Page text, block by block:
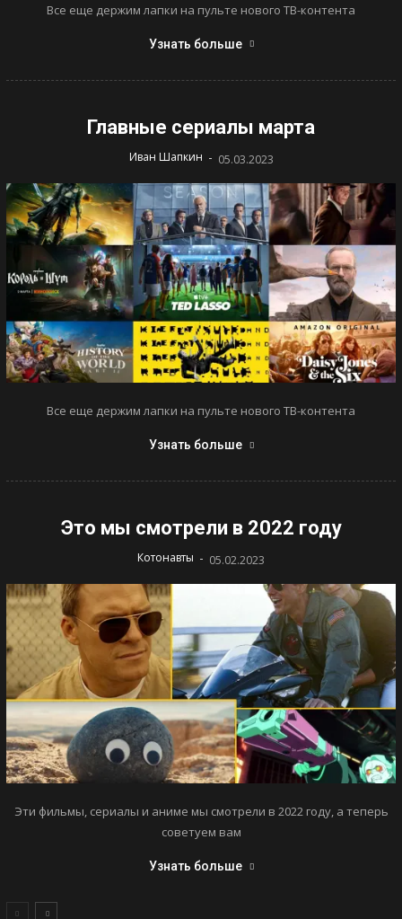
Все еще держим лапки на пульте нового ТВ-контента
Узнать больше
Главные сериалы марта
Иван Шапкин - 05.03.2023
Все еще держим лапки на пульте нового ТВ-контента
Узнать больше
Это мы смотрели в 2022 году
Котонавты - 05.02.2023
Эти фильмы, сериалы и аниме мы смотрели в 2022 году, а теперь
советуем вам
Узнать больше